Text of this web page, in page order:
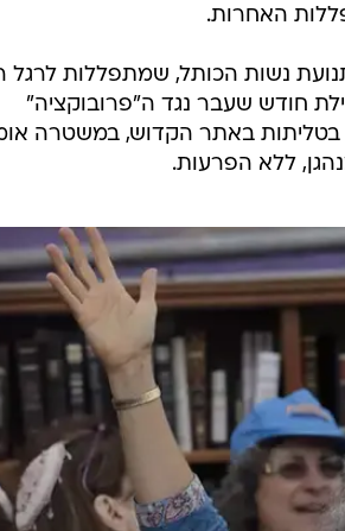
האחרות.
נשות הכותל, שמתפללות לרגל
חודש שעבר נגד ה"פרובוקציה"
בטליתות באתר הקדוש, במשטרה
ללא הפרעות.